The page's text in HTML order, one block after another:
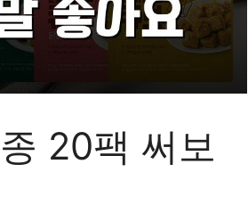
20팩 써보